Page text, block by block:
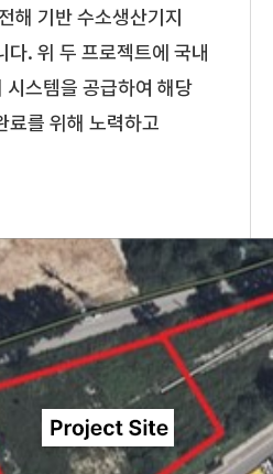
해 기반 수소생산기지
다. 위 두 프로젝트에 국내
스템을 공급하여 해당
료를 위해 노력하고